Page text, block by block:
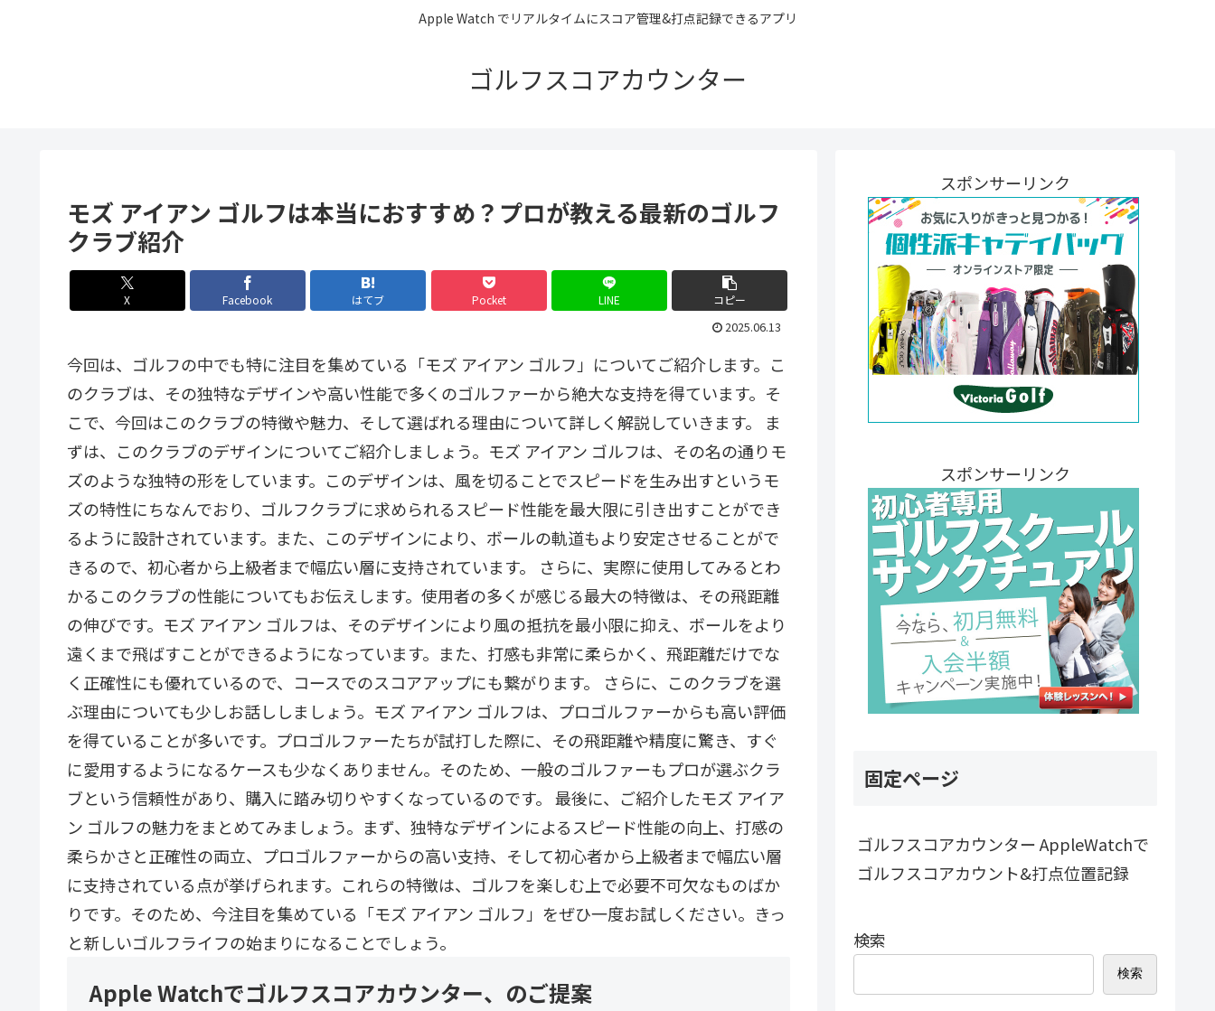
Apple Watch でリアルタイムにスコア管理&打点記録できるアプリ
ゴルフスコアカウンター
モズ アイアン ゴルフは本当におすすめ？プロが教える最新のゴルフ
クラブ紹介
X Facebook はてブ Pocket LINE コピー
2025.06.13
今回は、ゴルフの中でも特に注目を集めている「モズ アイアン ゴルフ」についてご紹介します。こ
のクラブは、その独特なデザインや高い性能で多くのゴルファーから絶大な支持を得ています。そ
こで、今回はこのクラブの特徴や魅力、そして選ばれる理由について詳しく解説していきます。 ま
ずは、このクラブのデザインについてご紹介しましょう。モズ アイアン ゴルフは、その名の通りモ
ズのような独特の形をしています。このデザインは、風を切ることでスピードを生み出すというモ
ズの特性にちなんでおり、ゴルフクラブに求められるスピード性能を最大限に引き出すことができ
るように設計されています。また、このデザインにより、ボールの軌道もより安定させることがで
きるので、初心者から上級者まで幅広い層に支持されています。 さらに、実際に使用してみるとわ
かるこのクラブの性能についてもお伝えします。使用者の多くが感じる最大の特徴は、その飛距離
の伸びです。モズ アイアン ゴルフは、そのデザインにより風の抵抗を最小限に抑え、ボールをより
遠くまで飛ばすことができるようになっています。また、打感も非常に柔らかく、飛距離だけでな
く正確性にも優れているので、コースでのスコアアップにも繋がります。 さらに、このクラブを選
ぶ理由についても少しお話ししましょう。モズ アイアン ゴルフは、プロゴルファーからも高い評価
を得ていることが多いです。プロゴルファーたちが試打した際に、その飛距離や精度に驚き、すぐ
に愛用するようになるケースも少なくありません。そのため、一般のゴルファーもプロが選ぶクラ
ブという信頼性があり、購入に踏み切りやすくなっているのです。 最後に、ご紹介したモズ アイア
ン ゴルフの魅力をまとめてみましょう。まず、独特なデザインによるスピード性能の向上、打感の
柔らかさと正確性の両立、プロゴルファーからの高い支持、そして初心者から上級者まで幅広い層
に支持されている点が挙げられます。これらの特徴は、ゴルフを楽しむ上で必要不可欠なものばか
りです。そのため、今注目を集めている「モズ アイアン ゴルフ」をぜひ一度お試しください。きっ
と新しいゴルフライフの始まりになることでしょう。
Apple Watchでゴルフスコアカウンター、のご提案
スポンサーリンク
スポンサーリンク
固定ページ
ゴルフスコアカウンター AppleWatchで
ゴルフスコアカウント&打点位置記録
検索
検索